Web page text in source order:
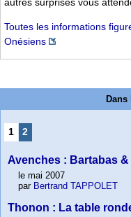
Toutes les informations
Onésiens
1 2
Avenches : Bartabas
le mai 2007
par Bertrand TAPPOLET
Thonon : La table